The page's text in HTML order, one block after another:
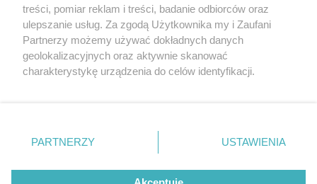
Żaden utwór zamieszczony w serwisie nie może być powielany i rozpowszechniany
lub dalej rozpowszechniany w jakikolwiek sposób (w tym także elektroniczny lub
mechaniczny) na jakimkolwiek polu eksploatacji w jakiejkolwiek formie, włącznie z
O nas
treści, pomiar reklam i treści, badanie odbiorców oraz
ulepszanie usług. Za zgodą Użytkownika my i Zaufani
Partnerzy możemy używać dokładnych danych
geolokalizacyjnych oraz aktywnie skanować
charakterystykę urządzenia do celów identyfikacji.
zmienić/wycofać klikając przycisk ustawień prywatności
znajdujący się w lewym dolnym rogu strony
rodzaje przetwarzania danych nie wymagają zgody
PARTNERZY USTAWIENIA